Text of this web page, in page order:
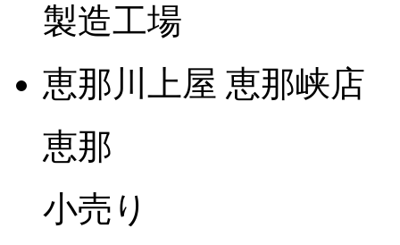
製造工場
恵那川上屋 恵那峡店
恵那
小売り